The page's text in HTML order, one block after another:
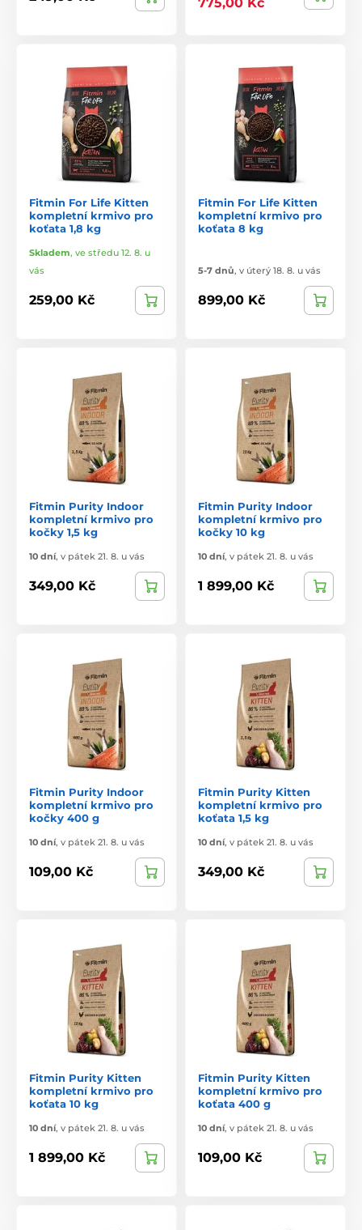
Fitmin For Life Kitten
kompletní krmivo pro
koťata 1,8 kg
Skladem, ve středu 12. 8. u
vás
259,00 Kč
Fitmin For Life Kitten
kompletní krmivo pro
koťata 8 kg
5-7 dnů, v úterý 18. 8. u vás
899,00 Kč
Fitmin Purity Indoor
kompletní krmivo pro
kočky 1,5 kg
10 dní, v pátek 21. 8. u vás
349,00 Kč
Fitmin Purity Indoor
kompletní krmivo pro
kočky 10 kg
10 dní, v pátek 21. 8. u vás
1 899,00 Kč
Fitmin Purity Indoor
kompletní krmivo pro
kočky 400 g
10 dní, v pátek 21. 8. u vás
109,00 Kč
Fitmin Purity Kitten
kompletní krmivo pro
koťata 1,5 kg
10 dní, v pátek 21. 8. u vás
349,00 Kč
Fitmin Purity Kitten
kompletní krmivo pro
koťata 10 kg
10 dní, v pátek 21. 8. u vás
1 899,00 Kč
Fitmin Purity Kitten
kompletní krmivo pro
koťata 400 g
10 dní, v pátek 21. 8. u vás
109,00 Kč